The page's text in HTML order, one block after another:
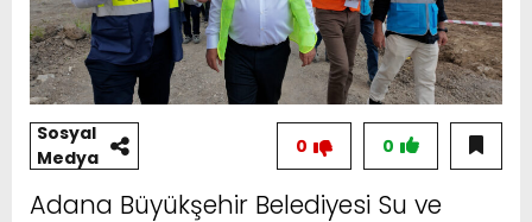
Sosyal
Medya
0
0
Adana Büyükşehir Belediyesi Su ve